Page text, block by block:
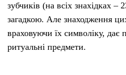
зубчиків (на всіх знахідках –
загадкою. Але знаходження
враховуючи їх символіку, дає
ритуальні предмети.